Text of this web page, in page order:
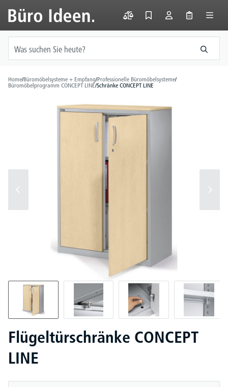
springen
Home/Büromöbelsysteme + Empfang/Professionelle Büromöbelsysteme/
Büromöbelprogramm CONCEPT LINE/Schränke CONCEPT LINE
Bildergalerie überspringen
Flügeltürschränke CONCEPT
LINE